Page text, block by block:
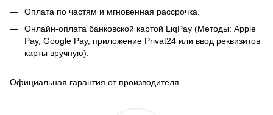
Оплата по частям и мгновенная рассрочка.
Онлайн-оплата банковской картой LiqPay (Методы: Apple
Pay, Google Pay, приложение Privat24 или ввод реквизитов
карты вручную).
Официальная гарантия от производителя